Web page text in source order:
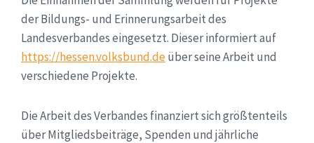
der Bildungs- und Erinnerungsarbeit des
Landesverbandes eingesetzt. Dieser informiert auf
https://hessen.volksbund.deüber seine Arbeit und
verschiedene Projekte.
Die Arbeit des Verbandes finanziert sich größtenteils
über Mitgliedsbeiträge, Spenden und jährliche